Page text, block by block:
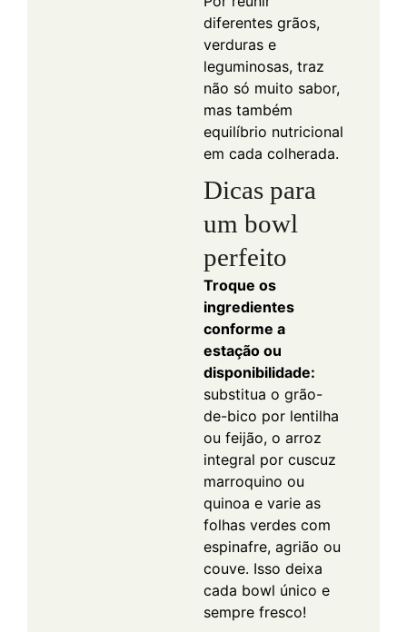
diferentes grãos,
verduras e
leguminosas, traz
não só muito sabor,
mas também
equilíbrio nutricional
em cada colherada.
Dicas para
um bowl
perfeito
Troque os
ingredientes
conforme a
estação ou
disponibilidade:
substitua o grão-
de-bico por lentilha
ou feijão, o arroz
integral por cuscuz
marroquino ou
quinoa e varie as
folhas verdes com
espinafre, agrião ou
couve. Isso deixa
cada bowl único e
sempre fresco!